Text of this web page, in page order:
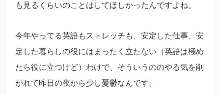
も見るくらいのことはしてほしかったんですよね。
今年やってる英語もストレッチも、安定した仕事、安
定した暮らしの役にはまったく立たない（英語は極め
たら役に立つけど）わけで、そういうののやる気を削
がれて昨日の夜から少し憂鬱なんです。